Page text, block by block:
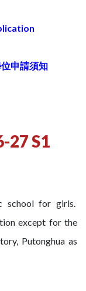
申請須知
27 S1
school for girls.
except for the
Putonghua as